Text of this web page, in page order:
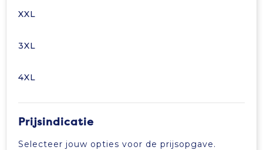
Tablettassen
Toilettassen
Waterbestendige tassen
Trolleys
XXL
3XL
4XL
Prijsindicatie
Selecteer jouw opties voor de prijsopgave.